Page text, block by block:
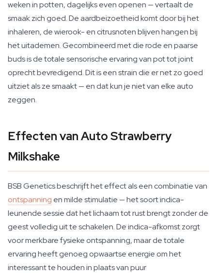
weken in potten, dagelijks even openen — vertaalt de
smaak zich goed. De aardbeizoetheid komt door bij het
inhaleren, de wierook- en citrusnoten blijven hangen bij
het uitademen. Gecombineerd met die rode en paarse
buds is de totale sensorische ervaring van pot tot joint
oprecht bevredigend. Dit is een strain die er net zo goed
uitziet als ze smaakt — en dat kun je niet van elke auto
zeggen.
Effecten van Auto Strawberry
Milkshake
BSB Genetics beschrijft het effect als een combinatie van
ontspanning en milde stimulatie — het soort indica-
leunende sessie dat het lichaam tot rust brengt zonder de
geest volledig uit te schakelen. De indica-afkomst zorgt
voor merkbare fysieke ontspanning, maar de totale
ervaring heeft genoeg opwaartse energie om het
interessant te houden in plaats van puur